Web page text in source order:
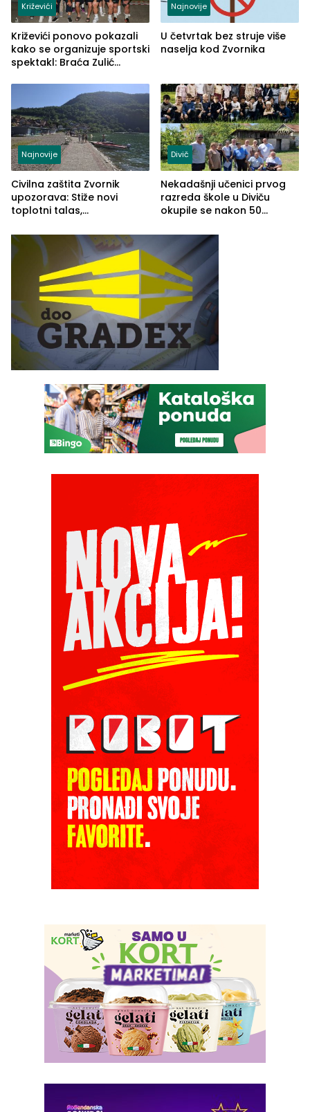
Križevići
Križevići ponovo pokazali
kako se organizuje sportski
spektakl: Braća Zulić
Najnovije
U četvrtak bez struje više
naselja kod Zvornika
Najnovije
Civilna zaštita Zvornik
upozorava: Stiže novi
toplotni talas,
Divič
Nekadašnji učenici prvog
razreda škole u Diviču
okupile se nakon 50
Pašić im održao čas
(FOTO)